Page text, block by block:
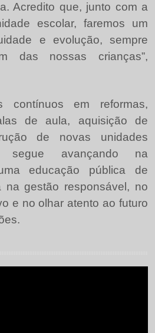
Acredito que, junto com a
escolar, faremos um
e evolução, sempre
das nossas crianças”,
contínuos em reformas,
de aula, aquisição de
de novas unidades
segue avançando na
educação pública de
na gestão responsável, no
e no olhar atento ao futuro